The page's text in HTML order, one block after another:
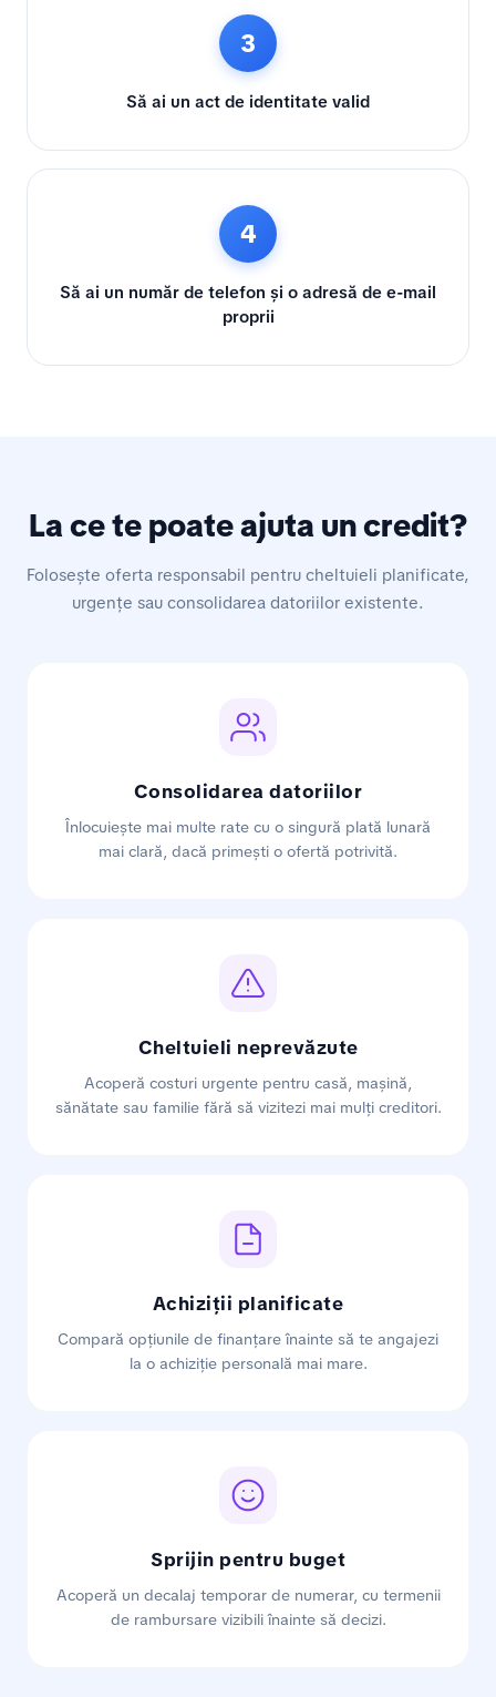
3
Să ai un act de identitate valid
4
Să ai un număr de telefon și o adresă de e-mail
proprii
La ce te poate ajuta un credit?
Folosește oferta responsabil pentru cheltuieli planificate,
urgențe sau consolidarea datoriilor existente.
Consolidarea datoriilor
Înlocuiește mai multe rate cu o singură plată lunară
mai clară, dacă primești o ofertă potrivită.
Cheltuieli neprevăzute
Acoperă costuri urgente pentru casă, mașină,
sănătate sau familie fără să vizitezi mai mulți creditori.
Achiziții planificate
Compară opțiunile de finanțare înainte să te angajezi
la o achiziție personală mai mare.
Sprijin pentru buget
Acoperă un decalaj temporar de numerar, cu termenii
de rambursare vizibili înainte să decizi.